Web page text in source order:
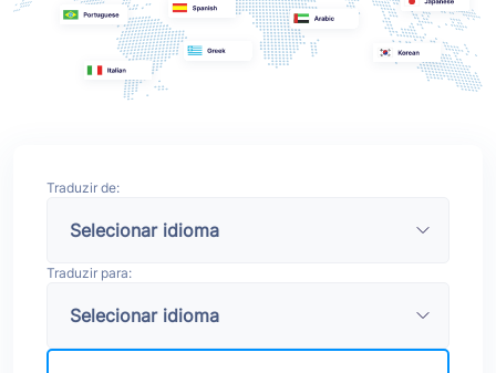
Traduzir de:
Traduzir para: